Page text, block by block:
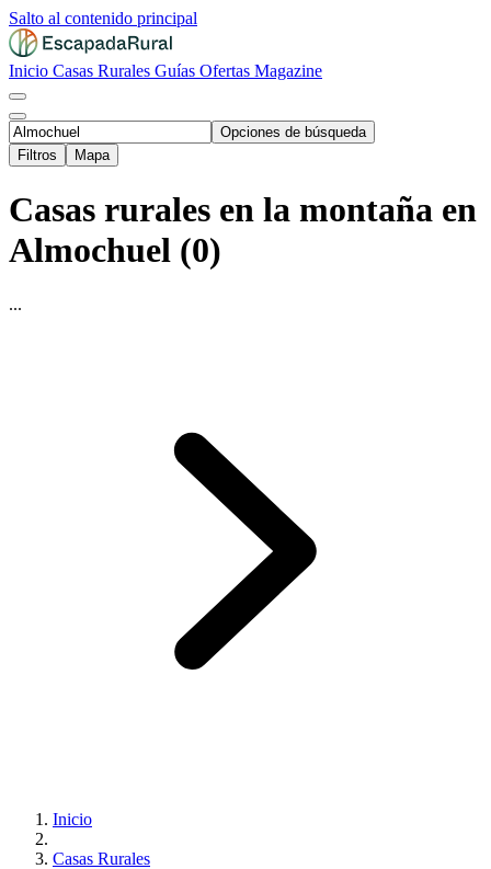
Salto al contenido principal
Inicio Casas Rurales Guías Ofertas Magazine
Opciones de búsqueda
Filtros
Mapa
Casas rurales en la montaña en
Almochuel (0)
...
Inicio
Casas Rurales